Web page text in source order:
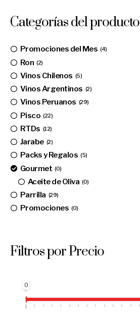
Categorías del producto
Promociones del Mes 4
Ron 2
Vinos Chilenos 5
Vinos Argentinos 2
Vinos Peruanos 29
Pisco 22
RTDs 12
Jarabe 2
Packs y Regalos 5
Gourmet 0
Aceite de Oliva 0
Parrilla 29
Promociones 0
Filtros por Precio
0